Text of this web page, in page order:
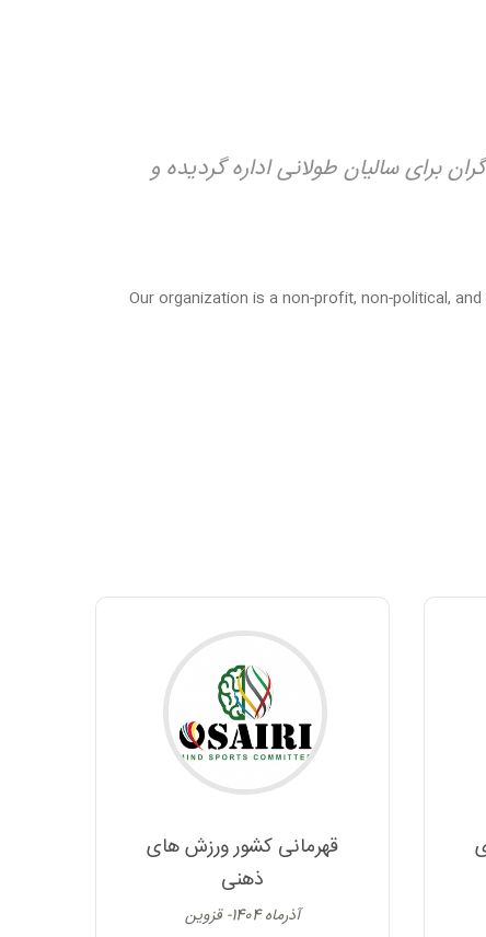
برای سالیان طولانی اداره گردیده و
Our organization is a non-profit, non-political,
قهرمانی کشور ورزش های
ذهنی
آذرماه 1404- قزوین